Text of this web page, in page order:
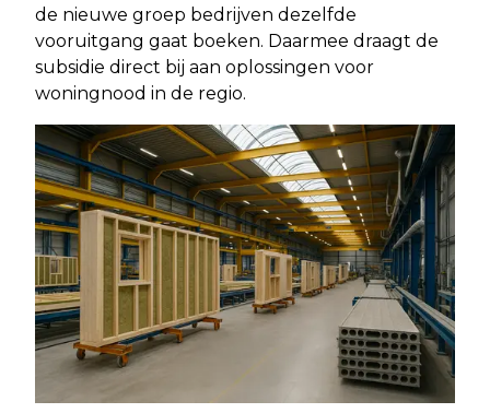
de nieuwe groep bedrijven dezelfde
vooruitgang gaat boeken. Daarmee draagt de
subsidie direct bij aan oplossingen voor
woningnood in de regio.